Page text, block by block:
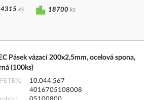
18700 ks
ks
Pásek vázací 200x2,5mm, ocelová spona,
(100ks)
10.044.567
4016705108008